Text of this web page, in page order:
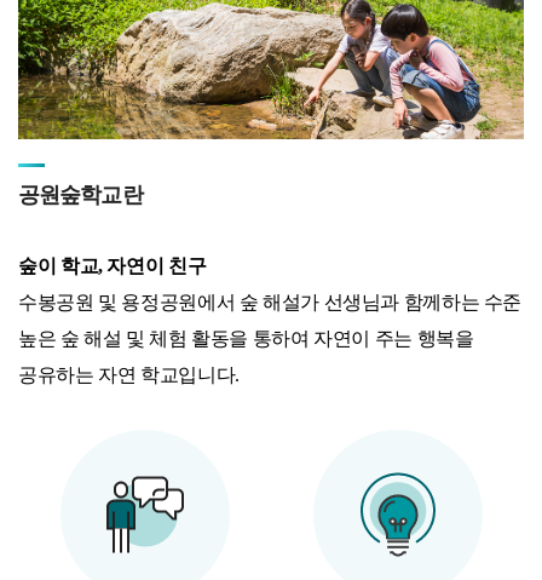
공원숲학교란
숲이 학교, 자연이 친구
수봉공원 및 용정공원에서 숲 해설가 선생님과 함께하는 수준
높은 숲 해설 및 체험 활동을 통하여 자연이 주는 행복을
공유하는 자연 학교입니다.